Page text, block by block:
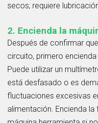
secos; requiere
2. Encienda la
Después de confirmar
circuito, primero
Puede utilizar un
está desfasado o es
fluctuaciones excesivas
alimentación. Encienda